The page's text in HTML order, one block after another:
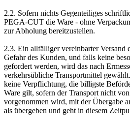
2.2. Sofern nichts Gegenteiliges
PEGA-CUT die Ware - ohne
zur Abholung bereitzustellen.
2.3. Ein allfälliger vereinbarter Versand
Gefahr des Kunden, und falls keine
gefordert werden, wird das nach
verkehrsübliche Transportmittel
keine Verpflichtung, die billigste
Ware gilt, sofern der Transport nicht
vorgenommen wird, mit der Übergabe
als übergeben und geht in diesem